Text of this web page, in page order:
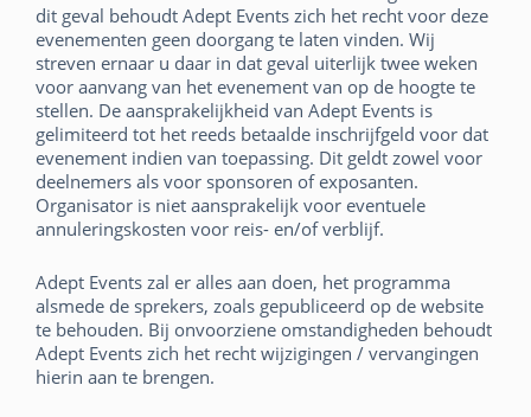
dit geval behoudt Adept Events zich het recht voor deze
evenementen geen doorgang te laten vinden. Wij
streven ernaar u daar in dat geval uiterlijk twee weken
voor aanvang van het evenement van op de hoogte te
stellen. De aansprakelijkheid van Adept Events is
gelimiteerd tot het reeds betaalde inschrijfgeld voor dat
evenement indien van toepassing. Dit geldt zowel voor
deelnemers als voor sponsoren of exposanten.
Organisator is niet aansprakelijk voor eventuele
annuleringskosten voor reis- en/of verblijf.
Adept Events zal er alles aan doen, het programma
alsmede de sprekers, zoals gepubliceerd op de website
te behouden. Bij onvoorziene omstandigheden behoudt
Adept Events zich het recht wijzigingen / vervangingen
hierin aan te brengen.